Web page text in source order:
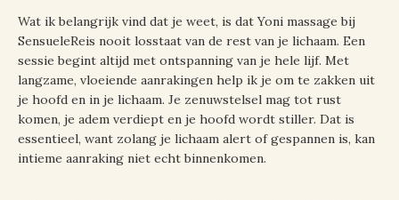
Wat ik belangrijk vind dat je weet, is dat Yoni massage bij
SensueleReis nooit losstaat van de rest van je lichaam. Een
sessie begint altijd met ontspanning van je hele lijf. Met
langzame, vloeiende aanrakingen help ik je om te zakken uit
je hoofd en in je lichaam. Je zenuwstelsel mag tot rust
komen, je adem verdiept en je hoofd wordt stiller. Dat is
essentieel, want zolang je lichaam alert of gespannen is, kan
intieme aanraking niet echt binnenkomen.